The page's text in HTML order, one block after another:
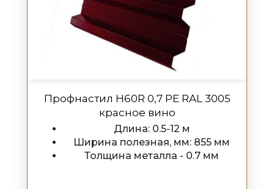
Профнастил H60R 0,7 PE RAL 3005
красное вино
Длина: 0.5-12 м
Ширина полезная, мм: 855 мм
Толщина металла - 0.7 мм